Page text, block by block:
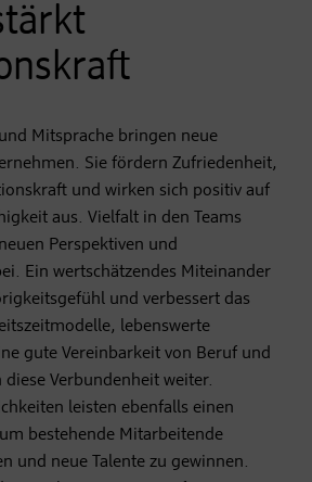
Mitsprache bringen neue
Sie fördern Zufriedenheit,
und wirken sich positiv auf
aus. Vielfalt in den Teams
Perspektiven und
Ein wertschätzendes Miteinander
und verbessert das
lebenswerte
gute Vereinbarkeit von Beruf und
diese Verbundenheit weiter.
leisten ebenfalls einen
bestehende Mitarbeitende
und neue Talente zu gewinnen.